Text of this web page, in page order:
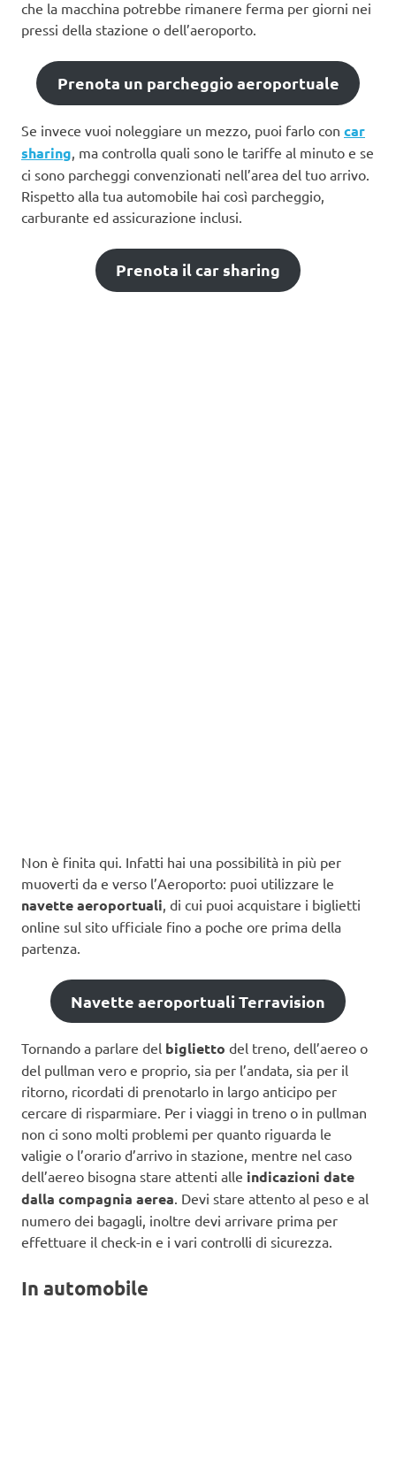
che la macchina potrebbe rimanere ferma per giorni nei
pressi della stazione o dell’aeroporto.
Prenota un parcheggio aeroportuale
Se invece vuoi noleggiare un mezzo, puoi farlo con car
sharing , ma controlla quali sono le tariffe al minuto e se
ci sono parcheggi convenzionati nell’area del tuo arrivo.
Rispetto alla tua automobile hai così parcheggio,
carburante ed assicurazione inclusi.
Prenota il car sharing
Non è finita qui. Infatti hai una possibilità in più per
muoverti da e verso l’Aeroporto: puoi utilizzare le
navette aeroportuali, di cui puoi acquistare i biglietti
online sul sito ufficiale fino a poche ore prima della
partenza.
Navette aeroportuali Terravision
Tornando a parlare del biglietto del treno, dell’aereo o
del pullman vero e proprio, sia per l’andata, sia per il
ritorno, ricordati di prenotarlo in largo anticipo per
cercare di risparmiare. Per i viaggi in treno o in pullman
non ci sono molti problemi per quanto riguarda le
valigie o l’orario d’arrivo in stazione, mentre nel caso
dell’aereo bisogna stare attenti alle indicazioni date
dalla compagnia aerea. Devi stare attento al peso e al
numero dei bagagli, inoltre devi arrivare prima per
effettuare il check-in e i vari controlli di sicurezza.
In automobile